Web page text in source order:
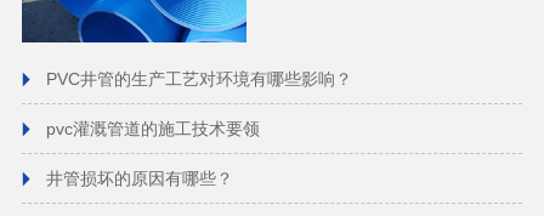
PVC井管的生产工艺对环境有哪些影响？
pvc灌溉管道的施工技术要领
井管损坏的原因有哪些？